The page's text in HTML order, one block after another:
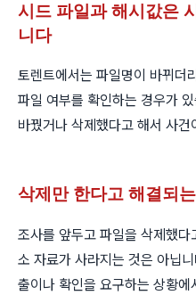
시드 파일과 해시값은
니다
토렌트에서는 파일명이 바뀌더
파일 여부를 확인하는 경우가
바꿨거나 삭제했다고 해서 사
삭제만 한다고 해결되
조사를 앞두고 파일을 삭제했
소 자료가 사라지는 것은 아닙
출이나 확인을 요구하는 상황